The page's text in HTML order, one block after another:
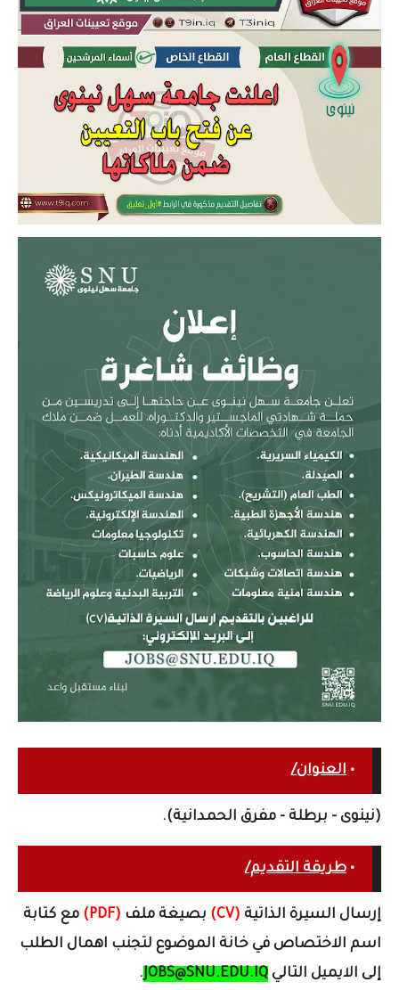
• العنوان/
(نينوى - برطلة - مفرق الحمدانية).
• طريقة التقديم/
إرسال السيرة الذاتية (CV) بصيغة ملف (PDF)
مع كتابة
اسم الاختصاص في خانة الموضوع لتجنب اهمال الطلب
إلى الايميل التالي JOBS@SNU.EDU.IQ
.